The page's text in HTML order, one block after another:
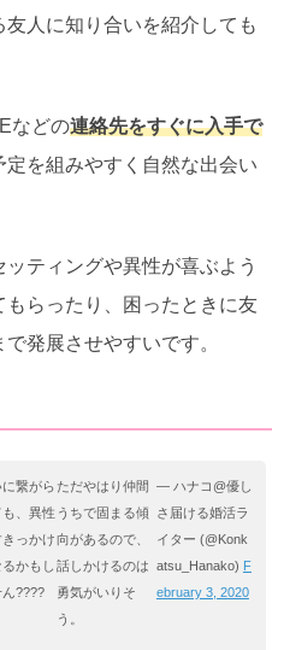
人に知り合いを紹介しても
などの連絡先をすぐに入手で
を組みやすく自然な出会い
ティングや異性が喜ぶよう
らったり、困ったときに友
発展させやすいです。
繋がら
、異性
きっかけ
かもし
????
ただやはり仲間
うちで固まる傾
向があるので、
話しかけるのは
勇気がいりそ
う。
— ハナコ@優し
さ届ける婚活ラ
イター (@Konk
atsu_Hanako) F
ebruary 3, 2020